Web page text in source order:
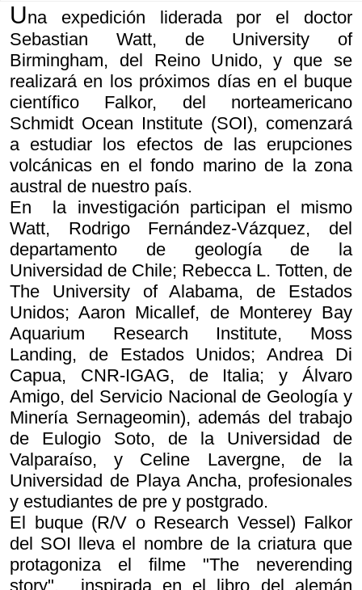
Una expedición liderada por el doctor
Sebastian Watt, de University of
Birmingham, del Reino Unido, y que se
realizará en los próximos días en el buque
científico Falkor, del norteamericano
Schmidt Ocean Institute (SOI), comenzará
a estudiar los efectos de las erupciones
volcánicas en el fondo marino de la zona
austral de nuestro país.
En la investigación participan el mismo
Watt, Rodrigo Fernández-Vázquez, del
departamento de geología de la
Universidad de Chile; Rebecca L. Totten, de
The University of Alabama, de Estados
Unidos; Aaron Micallef, de Monterey Bay
Aquarium Research Institute, Moss
Landing, de Estados Unidos; Andrea Di
Capua, CNR-IGAG, de Italia; y Álvaro
Amigo, del Servicio Nacional de Geología y
Minería Sernageomin), además del trabajo
de Eulogio Soto, de la Universidad de
Valparaíso, y Celine Lavergne, de la
Universidad de Playa Ancha, profesionales
y estudiantes de pre y postgrado.
El buque (R/V o Research Vessel) Falkor
del SOI lleva el nombre de la criatura que
protagoniza el filme "The neverending
story", inspirada en el libro del alemán